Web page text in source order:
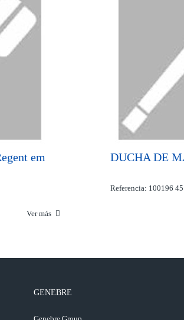
em
Ver más
DUCHA DE
Referencia: 100196
GENEBRE